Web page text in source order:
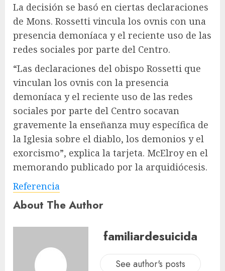
La decisión se basó en ciertas declaraciones
de Mons. Rossetti vincula los ovnis con una
presencia demoníaca y el reciente uso de las
redes sociales por parte del Centro.
“Las declaraciones del obispo Rossetti que
vinculan los ovnis con la presencia
demoníaca y el reciente uso de las redes
sociales por parte del Centro socavan
gravemente la enseñanza muy específica de
la Iglesia sobre el diablo, los demonios y el
exorcismo”, explica la tarjeta. McElroy en el
memorando publicado por la arquidiócesis.
Referencia
About The Author
familiardesuicida
See author's posts